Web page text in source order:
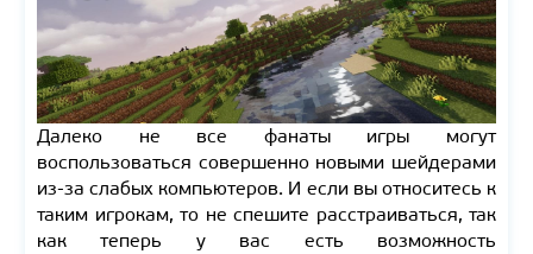
Далеко не все фанаты игры могут
воспользоваться совершенно новыми шейдерами
из-за слабых компьютеров. И если вы относитесь к
таким игрокам, то не спешите расстраиваться, так
как теперь у вас есть возможность